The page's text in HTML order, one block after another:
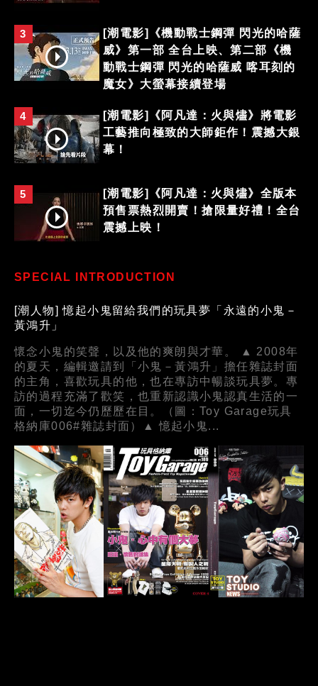
3
[潮電影]《機動戰士鋼彈 閃光的哈薩
威》第一部 全台上映、第二部《機
動戰士鋼彈 閃光的哈薩威 喀耳刻的
魔女》大螢幕接續登場
4
[潮電影]《阿凡達：火與燼》將電影
工藝推向極致的大師鉅作！震撼大銀
幕！
5
[潮電影]《阿凡達：火與燼》全版本
預售票熱烈開賣！搶限量好禮！全台
震撼上映！
SPECIAL INTRODUCTION
[潮人物] 憶起小鬼留給我們的玩具夢「永遠的小鬼－
黃鴻升」
懷念小鬼的笑聲，以及他的爽朗與才華。 ▲ 2008年
的夏天，編輯邀請到「小鬼－黃鴻升」擔任雜誌封面
的主角，喜歡玩具的他，也在專訪中暢談玩具夢。專
訪的過程充滿了歡笑，也重新認識小鬼認真生活的一
面，一切迄今仍歷歷在目。（圖：Toy Garage玩具
格納庫006#雜誌封面）▲ 憶起小鬼...